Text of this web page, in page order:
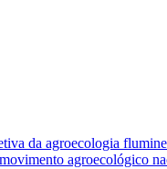
da agroecologia
agroecológico